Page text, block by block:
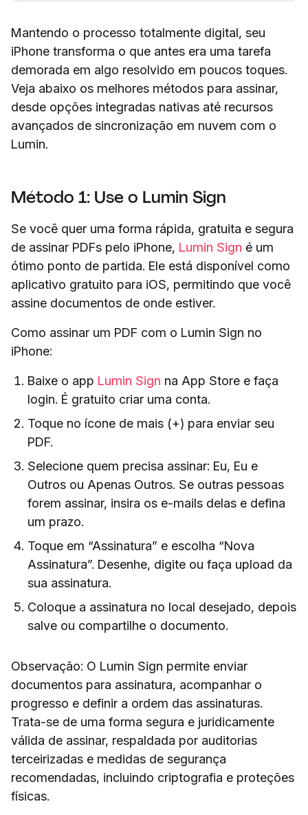
Mantendo o processo totalmente digital, seu
iPhone transforma o que antes era uma tarefa
demorada em algo resolvido em poucos toques.
Veja abaixo os melhores métodos para assinar,
desde opções integradas nativas até recursos
avançados de sincronização em nuvem com o
Lumin.
Método 1: Use o Lumin Sign
Se você quer uma forma rápida, gratuita e segura
de assinar PDFs pelo iPhone, Lumin Sign é um
ótimo ponto de partida. Ele está disponível como
aplicativo gratuito para iOS, permitindo que você
assine documentos de onde estiver.
Como assinar um PDF com o Lumin Sign no
iPhone:
Baixe o app Lumin Sign na App Store e faça
login. É gratuito criar uma conta.
Toque no ícone de mais (+) para enviar seu
PDF.
Selecione quem precisa assinar: Eu, Eu e
Outros ou Apenas Outros. Se outras pessoas
forem assinar, insira os e-mails delas e defina
um prazo.
Toque em “Assinatura” e escolha “Nova
Assinatura”. Desenhe, digite ou faça upload da
sua assinatura.
Coloque a assinatura no local desejado, depois
salve ou compartilhe o documento.
Observação: O Lumin Sign permite enviar
documentos para assinatura, acompanhar o
progresso e definir a ordem das assinaturas.
Trata-se de uma forma segura e juridicamente
válida de assinar, respaldada por auditorias
terceirizadas e medidas de segurança
recomendadas, incluindo criptografia e proteções
físicas.